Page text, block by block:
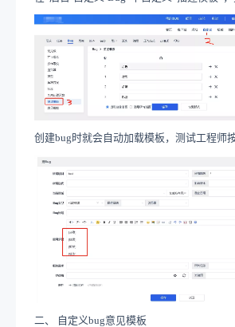
创建bug时就会自动加载模板，测试工程师
二、 自定义bug意见模板